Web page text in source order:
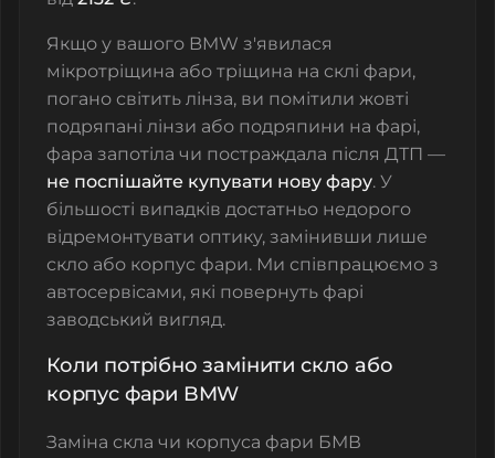
Якщо у вашого BMW з'явилася
мікротріщина або тріщина на склі фари,
погано світить лінза, ви помітили жовті
подряпані лінзи або подряпини на фарі,
фара запотіла чи постраждала після ДТП —
не поспішайте купувати нову фару. У
більшості випадків достатньо недорого
відремонтувати оптику, замінивши лише
скло або корпус фари. Ми співпрацюємо з
автосервісами, які повернуть фарі
заводський вигляд.
Коли потрібно замінити скло або
корпус фари BMW
Заміна скла чи корпуса фари БМВ